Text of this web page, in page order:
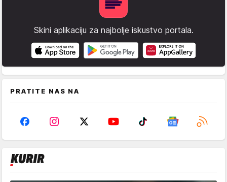
Skini aplikaciju za najbolje iskustvo portala.
PRATITE NAS NA